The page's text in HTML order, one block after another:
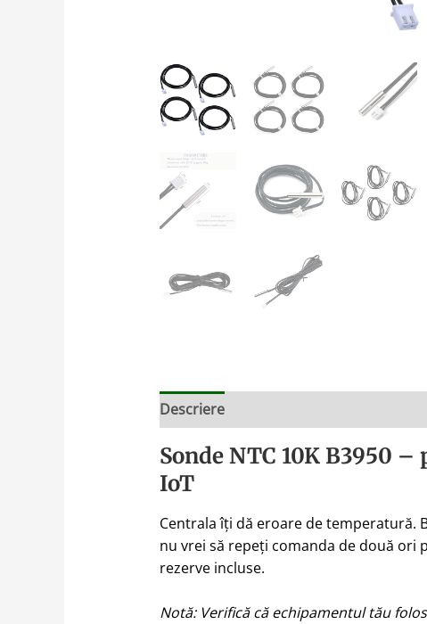
Descriere
Sonde NTC 10K B3950
IoT
Centrala îți dă eroare de temperatură.
nu vrei să repeți comanda de două ori
rezerve incluse.
Notă: Verifică că echipamentul tău